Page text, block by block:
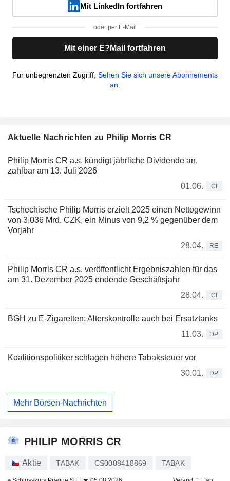
Mit LinkedIn fortfahren
oder per E-Mail
Mit einer E?Mail fortfahren
Für unbegrenzten Zugriff, Sehen Sie sich unsere Abonnements
an.
Aktuelle Nachrichten zu Philip Morris CR
Philip Morris CR a.s. kündigt jährliche Dividende an,
zahlbar am 13. Juli 2026
01.06.
CI
Tschechische Philip Morris erzielt 2025 einen Nettogewinn
von 3,036 Mrd. CZK, ein Minus von 9,2 % gegenüber dem
Vorjahr
28.04.
RE
Philip Morris CR a.s. veröffentlicht Ergebniszahlen für das
am 31. Dezember 2025 endende Geschäftsjahr
28.04.
CI
BGH zu E-Zigaretten: Alterskontrolle auch bei Ersatztanks
11.03.
DP
Koalitionspolitiker schlagen höhere Tabaksteuer vor
30.01.
DP
Mehr Börsen-Nachrichten
PHILIP MORRIS CR
Aktie TABAK CS0008418869 TABAK